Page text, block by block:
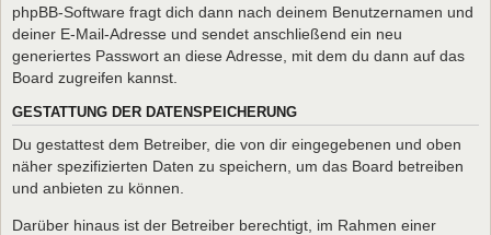
phpBB-Software fragt dich dann nach deinem Benutzernamen und
deiner E-Mail-Adresse und sendet anschließend ein neu
generiertes Passwort an diese Adresse, mit dem du dann auf das
Board zugreifen kannst.
GESTATTUNG DER DATENSPEICHERUNG
Du gestattest dem Betreiber, die von dir eingegebenen und oben
näher spezifizierten Daten zu speichern, um das Board betreiben
und anbieten zu können.
Darüber hinaus ist der Betreiber berechtigt, im Rahmen einer